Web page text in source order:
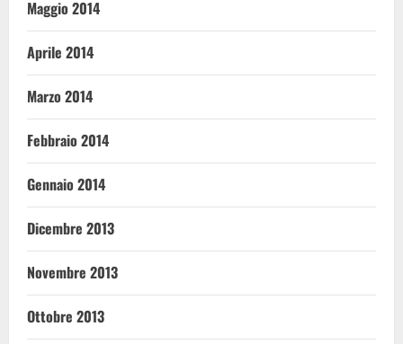
Maggio 2014
Aprile 2014
Marzo 2014
Febbraio 2014
Gennaio 2014
Dicembre 2013
Novembre 2013
Ottobre 2013